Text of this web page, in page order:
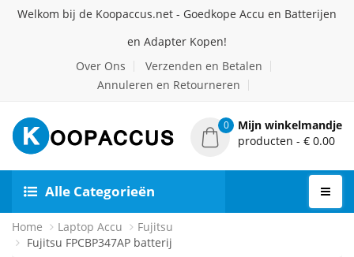
Welkom bij de Koopaccus.net - Goedkope Accu en Batterijen
en Adapter Kopen!
Over Ons
Verzenden en Betalen
Annuleren en Retourneren
0
Mijn winkelmandje
producten - € 0.00
Alle Categorieën
Home Laptop Accu
Fujitsu
Fujitsu FPCBP347AP batterij